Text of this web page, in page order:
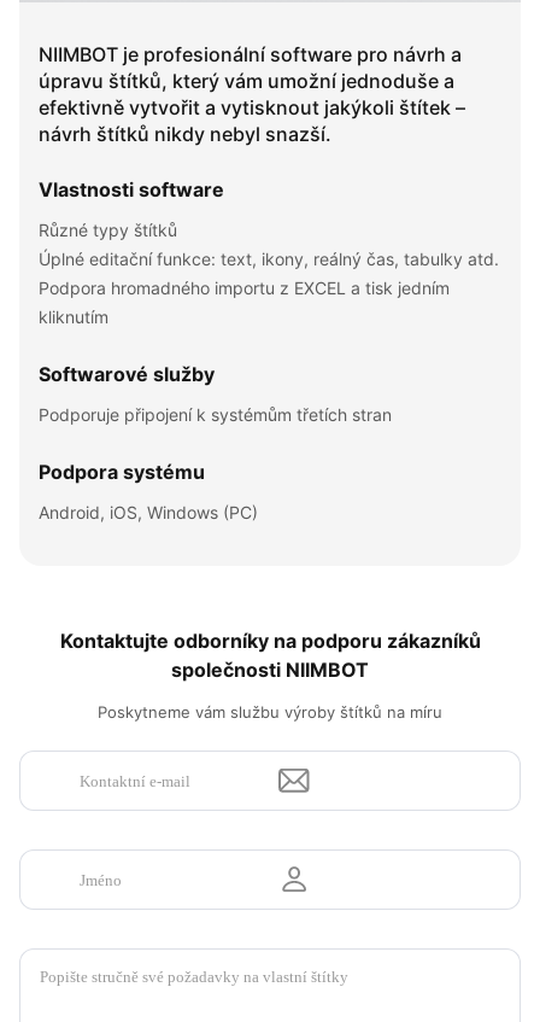
NIIMBOT je profesionální software pro návrh a
úpravu štítků, který vám umožní jednoduše a
efektivně vytvořit a vytisknout jakýkoli štítek –
návrh štítků nikdy nebyl snazší.
Vlastnosti software​
Různé typy štítků
Úplné editační funkce: text, ikony, reálný čas, tabulky atd.
Podpora hromadného importu z EXCEL a tisk jedním
kliknutím
Softwarové služby
Podporuje připojení k systémům třetích stran
Podpora systému​
Android, iOS, Windows (PC)
Kontaktujte odborníky na podporu zákazníků
společnosti NIIMBOT​
Poskytneme vám službu výroby štítků na míru